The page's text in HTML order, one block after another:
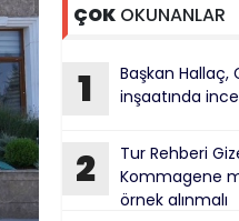
ÇOKOKUNANLAR
1
Başkan Hallaç,
inşaatında
2
Tur Rehberi
Kommagene
örnek alınmalı